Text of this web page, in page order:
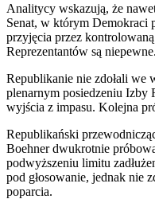
Analitycy wskazują, że
Senat, w którym Demokraci
przyjęcia przez
Reprezentantów są niepewne.
Republikanie nie zdołali we
plenarnym posiedzeniu Izby
wyjścia z impasu. Kolejna
Republikański
Boehner dwukrotnie
podwyższeniu limitu
pod głosowanie, jednak nie
poparcia.